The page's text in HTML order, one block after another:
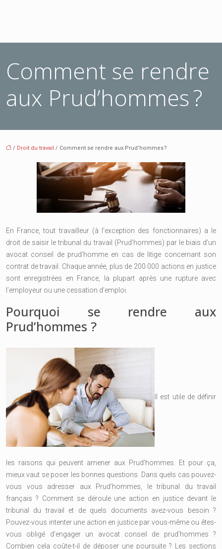
Comment se rendre
aux Prud’hommes ?
/ Droit du travail / Comment se rendre aux Prud’hommes ?
En France, tout travailleur (à l’exception des fonctionnaires) a le
droit de saisir le tribunal du travail (Prud’hommes) par le biais d’un
avocat conseil de prud’homme en cas de litige concernant son
contrat de travail.
Chaque année, plus de 200 000 actions en justice
sont enregistrées en France, la plupart après une rupture avec
l’employeur ou une cessation d’emploi.
Pourquoi se rendre aux
Prud’hommes ?
Il est utile de définir
les raisons qui peuvent amener aux Prud’hommes. Et pour ça,
mieux vaut se poser les bonnes questions. Dans quels cas pouvez-
vous vous adresser aux Prud’hommes, le tribunal du travail
français ? Comment se déroule une action en justice devant le
tribunal du travail et de quels documents avez-vous besoin ?
Pouvez-vous intenter une action en justice par vous-même ou êtes-
vous obligé d’engager un avocat conseil de prud’hommes ?
Combien cela coûte-t-il de déposer une poursuite ? Les sections